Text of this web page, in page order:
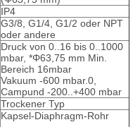
IP4
G3/8, G1/4, G1/2 oder NPT
oder andere
Druck von 0..16 bis 0..1000
mbar, *Φ63,75 mm Min.
Bereich 16mbar
Vakuum -600 mbar.0,
Campund -200..+400 mbar
Trockener Typ
Kapsel-Diaphragm-Rohr